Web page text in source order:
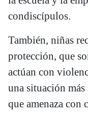
condiscípulos.
También, niñas
protección, que
actúan con
una situación
que amenaza con